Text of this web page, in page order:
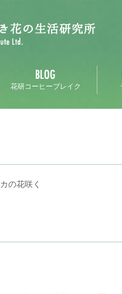
花研コーヒーブレイク
の花咲く